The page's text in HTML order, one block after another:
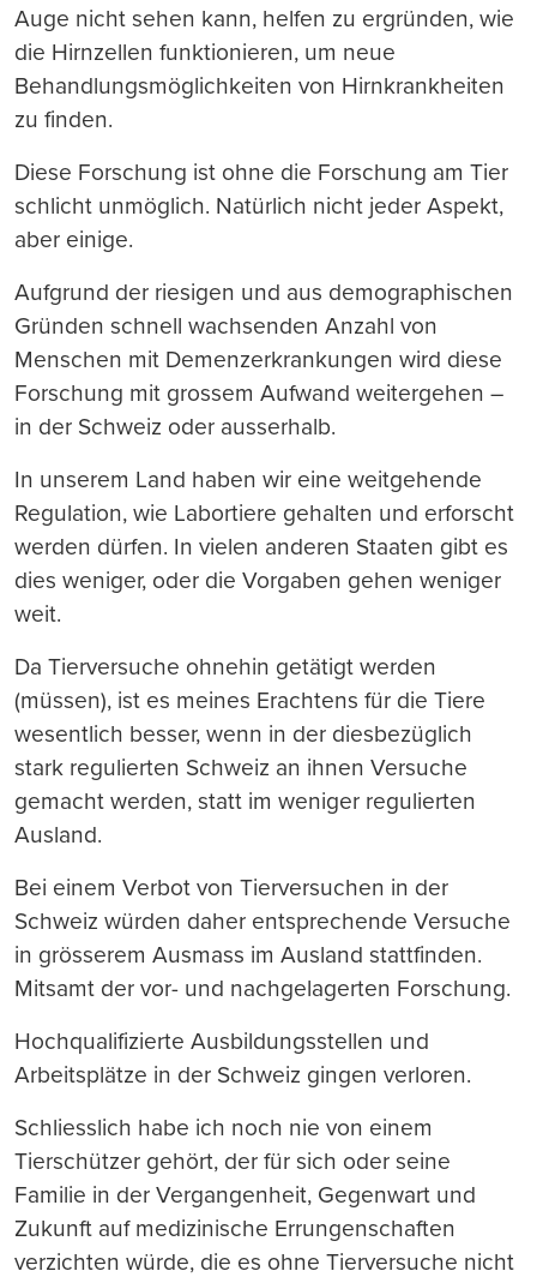
Auge nicht sehen kann, helfen zu ergründen, wie
die Hirnzellen funktionieren, um neue
Behandlungsmöglichkeiten von Hirnkrankheiten
zu finden.
Diese Forschung ist ohne die Forschung am Tier
schlicht unmöglich. Natürlich nicht jeder Aspekt,
aber einige.
Aufgrund der riesigen und aus demographischen
Gründen schnell wachsenden Anzahl von
Menschen mit Demenzerkrankungen wird diese
Forschung mit grossem Aufwand weitergehen –
in der Schweiz oder ausserhalb.
In unserem Land haben wir eine weitgehende
Regulation, wie Labortiere gehalten und erforscht
werden dürfen. In vielen anderen Staaten gibt es
dies weniger, oder die Vorgaben gehen weniger
weit.
Da Tierversuche ohnehin getätigt werden
(müssen), ist es meines Erachtens für die Tiere
wesentlich besser, wenn in der diesbezüglich
stark regulierten Schweiz an ihnen Versuche
gemacht werden, statt im weniger regulierten
Ausland.
Bei einem Verbot von Tierversuchen in der
Schweiz würden daher entsprechende Versuche
in grösserem Ausmass im Ausland stattfinden.
Mitsamt der vor- und nachgelagerten Forschung.
Hochqualifizierte Ausbildungsstellen und
Arbeitsplätze in der Schweiz gingen verloren.
Schliesslich habe ich noch nie von einem
Tierschützer gehört, der für sich oder seine
Familie in der Vergangenheit, Gegenwart und
Zukunft auf medizinische Errungenschaften
verzichten würde, die es ohne Tierversuche nicht